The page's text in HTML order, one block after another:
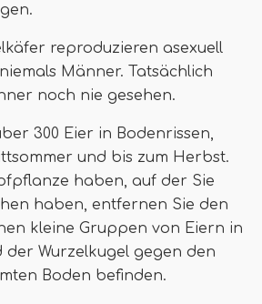
reproduzieren asexuell
Männer. Tatsächlich
noch nie gesehen.
300 Eier in Bodenrissen,
und bis zum Herbst.
haben, auf der Sie
haben, entfernen Sie den
kleine Gruppen von Eiern in
der Wurzelkugel gegen den
Boden befinden.